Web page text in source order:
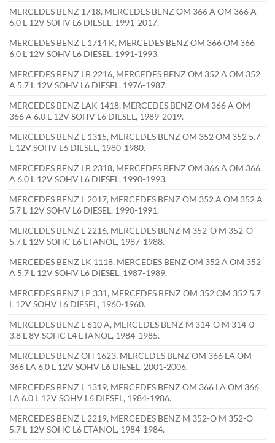
MERCEDES BENZ 1718, MERCEDES BENZ OM 366 A OM 366 A
6.0 L 12V SOHV L6 DIESEL, 1991-2017.
MERCEDES BENZ L 1714 K, MERCEDES BENZ OM 366 OM 366
6.0 L 12V SOHV L6 DIESEL, 1991-1993.
MERCEDES BENZ LB 2216, MERCEDES BENZ OM 352 A OM 352
A 5.7 L 12V SOHV L6 DIESEL, 1976-1987.
MERCEDES BENZ LAK 1418, MERCEDES BENZ OM 366 A OM
366 A 6.0 L 12V SOHV L6 DIESEL, 1989-2019.
MERCEDES BENZ L 1315, MERCEDES BENZ OM 352 OM 352 5.7
L 12V SOHV L6 DIESEL, 1980-1980.
MERCEDES BENZ LB 2318, MERCEDES BENZ OM 366 A OM 366
A 6.0 L 12V SOHV L6 DIESEL, 1990-1993.
MERCEDES BENZ L 2017, MERCEDES BENZ OM 352 A OM 352 A
5.7 L 12V SOHV L6 DIESEL, 1990-1991.
MERCEDES BENZ L 2216, MERCEDES BENZ M 352-O M 352-O
5.7 L 12V SOHC L6 ETANOL, 1987-1988.
MERCEDES BENZ LK 1118, MERCEDES BENZ OM 352 A OM 352
A 5.7 L 12V SOHV L6 DIESEL, 1987-1989.
MERCEDES BENZ LP 331, MERCEDES BENZ OM 352 OM 352 5.7
L 12V SOHV L6 DIESEL, 1960-1960.
MERCEDES BENZ L 610 A, MERCEDES BENZ M 314-O M 314-0
3.8 L 8V SOHC L4 ETANOL, 1984-1985.
MERCEDES BENZ OH 1623, MERCEDES BENZ OM 366 LA OM
366 LA 6.0 L 12V SOHV L6 DIESEL, 2001-2006.
MERCEDES BENZ L 1319, MERCEDES BENZ OM 366 LA OM 366
LA 6.0 L 12V SOHV L6 DIESEL, 1984-1986.
MERCEDES BENZ L 2219, MERCEDES BENZ M 352-O M 352-O
5.7 L 12V SOHC L6 ETANOL, 1984-1984.